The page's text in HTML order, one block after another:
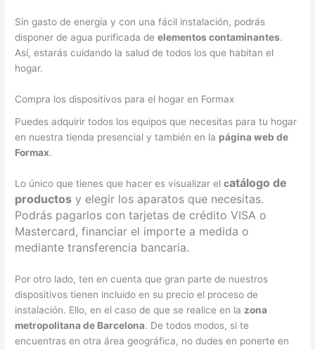
Sin gasto de energía y con una fácil instalación, podrás
disponer de agua purificada deelementos contaminantes.
Así, estarás cuidando la salud de todos los que habitan el
hogar.
Compra los dispositivos para el hogar en Formax
Puedes adquirir todos los equipos que necesitas para tu hogar
en nuestra tienda presencial y también en la página web de
Formax.
Lo único que tienes que hacer es visualizar elcatálogo de
productos y elegir los aparatos que necesitas.
Podrás pagarlos con tarjetas de crédito VISA o
Mastercard, financiar el importe a medida o
mediante transferencia bancaria.
Por otro lado, ten en cuenta que gran parte de nuestros
dispositivos tienen incluido en su precio el proceso de
instalación. Ello, en el caso de que se realice en lazona
metropolitana de Barcelona. De todos modos, si te
encuentras en otra área geográfica, no dudes en ponerte en